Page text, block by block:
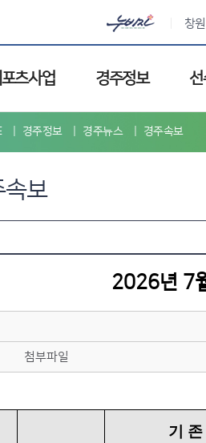
창
츠사업 경주정보
경주정보 경주뉴스 경주속보
속보
2026년 7
첨부파일
기 존